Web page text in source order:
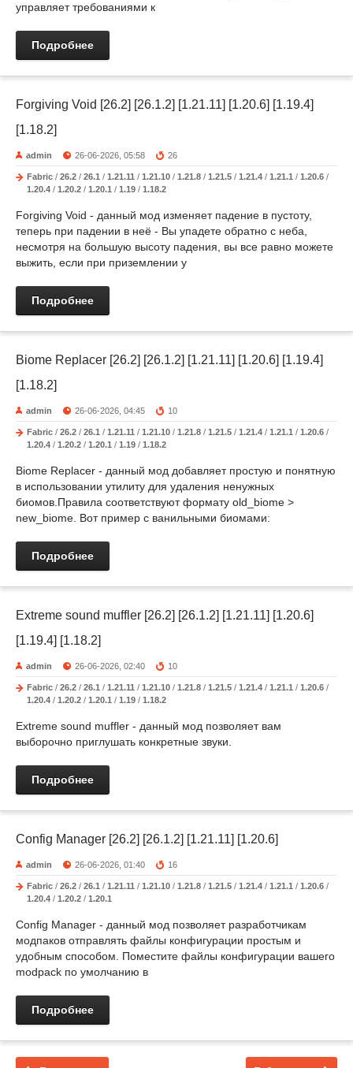
управляет требованиями к
Подробнее
Forgiving Void [26.2] [26.1.2] [1.21.11] [1.20.6] [1.19.4]
[1.18.2]
admin 26-06-2026, 05:58 26
Fabric / 26.2 / 26.1 / 1.21.11 / 1.21.10 / 1.21.8 / 1.21.5 / 1.21.4 / 1.21.1 / 1.20.6 /
1.20.4 / 1.20.2 / 1.20.1 / 1.19 / 1.18.2
Forgiving Void - данный мод изменяет падение в пустоту,
теперь при падении в неё - Вы упадете обратно с неба,
несмотря на большую высоту падения, вы все равно можете
выжить, если при приземлении у
Подробнее
Biome Replacer [26.2] [26.1.2] [1.21.11] [1.20.6] [1.19.4]
[1.18.2]
admin 26-06-2026, 04:45 10
Fabric / 26.2 / 26.1 / 1.21.11 / 1.21.10 / 1.21.8 / 1.21.5 / 1.21.4 / 1.21.1 / 1.20.6 /
1.20.4 / 1.20.2 / 1.20.1 / 1.19 / 1.18.2
Biome Replacer - данный мод добавляет простую и понятную
в использовании утилиту для удаления ненужных
биомов.Правила соответствуют формату old_biome >
new_biome. Вот пример с ванильными биомами:
Подробнее
Extreme sound muffler [26.2] [26.1.2] [1.21.11] [1.20.6]
[1.19.4] [1.18.2]
admin 26-06-2026, 02:40 10
Fabric / 26.2 / 26.1 / 1.21.11 / 1.21.10 / 1.21.8 / 1.21.5 / 1.21.4 / 1.21.1 / 1.20.6 /
1.20.4 / 1.20.2 / 1.20.1 / 1.19 / 1.18.2
Extreme sound muffler - данный мод позволяет вам
выборочно приглушать конкретные звуки.
Подробнее
Config Manager [26.2] [26.1.2] [1.21.11] [1.20.6]
admin 26-06-2026, 01:40 16
Fabric / 26.2 / 26.1 / 1.21.11 / 1.21.10 / 1.21.8 / 1.21.5 / 1.21.4 / 1.21.1 / 1.20.6 /
1.20.4 / 1.20.2 / 1.20.1
Config Manager - данный мод позволяет разработчикам
модпаков отправлять файлы конфигурации простым и
удобным способом. Поместите файлы конфигурации вашего
modpack по умолчанию в
Подробнее